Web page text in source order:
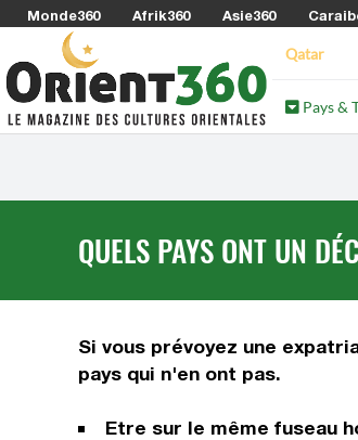
Monde360 Afrik360 Asie360
Qatar
Pays &
QUELS PAYS ONT UN
Si vous prévoyez une
pays qui n'en ont pas.
Etre sur le même fuseau